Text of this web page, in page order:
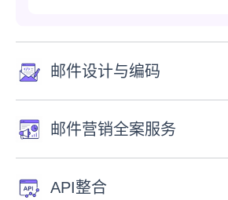
邮件设计与编码
邮件营销全案服务
API整合